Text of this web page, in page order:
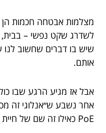
מצלמות אבטחה חכמות הן
לשדרג שקט נפשי –
שיש בו דברים שחשוב לנו
אותם.
אחר נשבע ש״אנלוגי זה
PoE כאילו זה שם של חיית מחמד.